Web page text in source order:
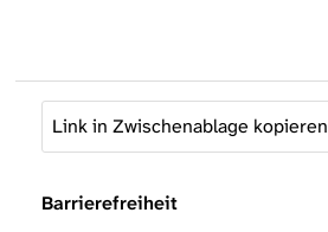
Link in Zwischenablage kopieren
Barrierefreiheit